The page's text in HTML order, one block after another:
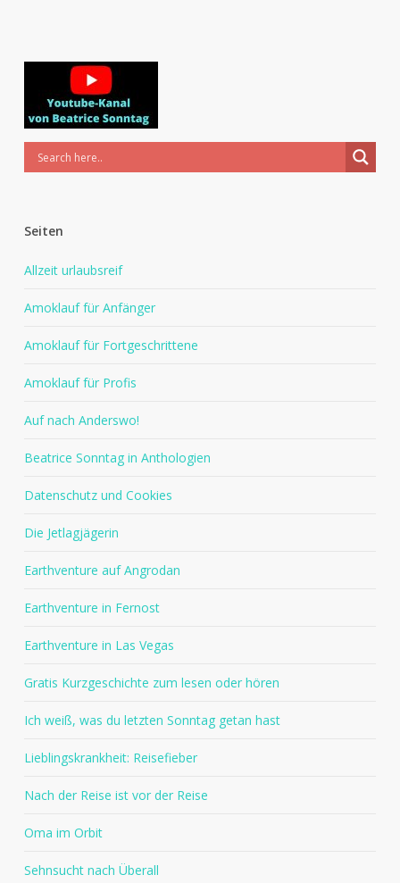
Seiten
Allzeit urlaubsreif
Amoklauf für Anfänger
Amoklauf für Fortgeschrittene
Amoklauf für Profis
Auf nach Anderswo!
Beatrice Sonntag in Anthologien
Datenschutz und Cookies
Die Jetlagjägerin
Earthventure auf Angrodan
Earthventure in Fernost
Earthventure in Las Vegas
Gratis Kurzgeschichte zum lesen oder hören
Ich weiß, was du letzten Sonntag getan hast
Lieblingskrankheit: Reisefieber
Nach der Reise ist vor der Reise
Oma im Orbit
Sehnsucht nach Überall